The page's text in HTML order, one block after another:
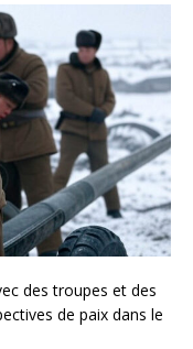
des troupes et des
de paix dans le